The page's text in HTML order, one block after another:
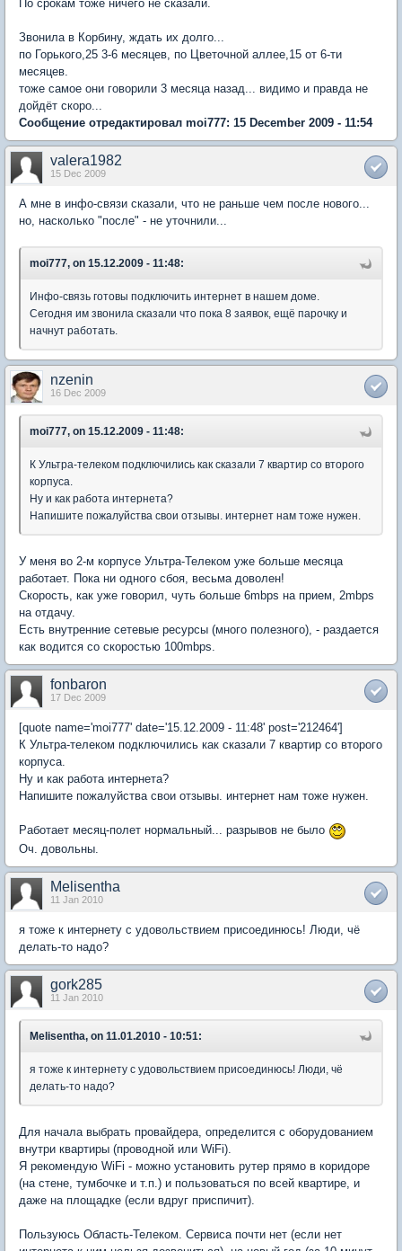
По срокам тоже ничего не сказали.
Звонила в Корбину, ждать их долго...
по Горького,25 3-6 месяцев, по Цветочной аллее,15 от 6-ти
месяцев.
тоже самое они говорили 3 месяца назад... видимо и правда не
дойдёт скоро...
Сообщение отредактировал moi777: 15 December 2009 - 11:54
valera1982
15 Dec 2009
А мне в инфо-связи сказали, что не раньше чем после нового...
но, насколько "после" - не уточнили...
moi777, on 15.12.2009 - 11:48:
Инфо-связь готовы подключить интернет в нашем доме.
Сегодня им звонила сказали что пока 8 заявок, ещё парочку и
начнут работать.
nzenin
16 Dec 2009
moi777, on 15.12.2009 - 11:48:
К Ультра-телеком подключились как сказали 7 квартир со второго
корпуса.
Ну и как работа интернета?
Напишите пожалуйства свои отзывы. интернет нам тоже нужен.
У меня во 2-м корпусе Ультра-Телеком уже больше месяца
работает. Пока ни одного сбоя, весьма доволен!
Скорость, как уже говорил, чуть больше 6mbps на прием, 2mbps
на отдачу.
Есть внутренние сетевые ресурсы (много полезного), - раздается
как водится со скоростью 100mbps.
fonbaron
17 Dec 2009
[quote name='moi777' date='15.12.2009 - 11:48' post='212464']
К Ультра-телеком подключились как сказали 7 квартир со второго
корпуса.
Ну и как работа интернета?
Напишите пожалуйства свои отзывы. интернет нам тоже нужен.
Работает месяц-полет нормальный... разрывов не было
Оч. довольны.
Melisentha
11 Jan 2010
я тоже к интернету с удовольствием присоединюсь! Люди, чё
делать-то надо?
gork285
11 Jan 2010
Melisentha, on 11.01.2010 - 10:51:
я тоже к интернету с удовольствием присоединюсь! Люди, чё
делать-то надо?
Для начала выбрать провайдера, определится с оборудованием
внутри квартиры (проводной или WiFi).
Я рекомендую WiFi - можно установить рутер прямо в коридоре
(на стене, тумбочке и т.п.) и пользоваться по всей квартире, и
даже на площадке (если вдруг приспичит).
Пользуюсь Область-Телеком. Сервиса почти нет (если нет